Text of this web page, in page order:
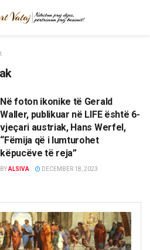
Në foton ikonike të Gerald
Waller, publikuar në LIFE është 6-
vjeçari austriak, Hans Werfel,
“Fëmija që i lumturohet
këpucëve të reja”
BYALSIVA DECEMBER 18, 2023